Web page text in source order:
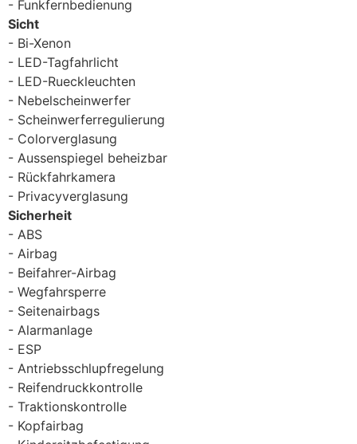
Funkfernbedienung
Sicht
Bi-Xenon
LED-Tagfahrlicht
LED-Rueckleuchten
Nebelscheinwerfer
Scheinwerferregulierung
Colorverglasung
Aussenspiegel beheizbar
Rückfahrkamera
Privacyverglasung
Sicherheit
ABS
Airbag
Beifahrer-Airbag
Wegfahrsperre
Seitenairbags
Alarmanlage
ESP
Antriebsschlupfregelung
Reifendruckkontrolle
Traktionskontrolle
Kopfairbag